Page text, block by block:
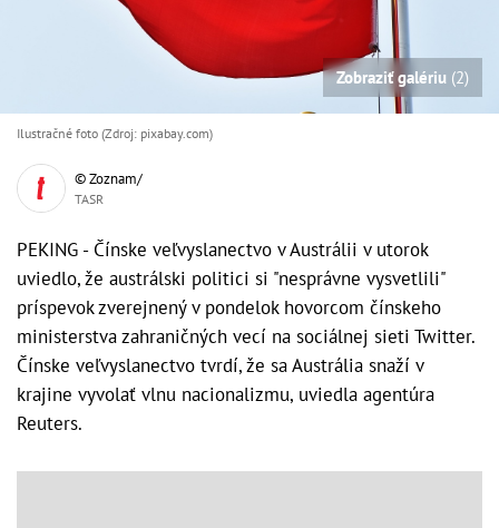
Zobraziť galériu (2)
Ilustračné foto (Zdroj: pixabay.com)
© Zoznam/
TASR
PEKING - Čínske veľvyslanectvo v Austrálii v utorok
uviedlo, že austrálski politici si "nesprávne vysvetlili"
príspevok zverejnený v pondelok hovorcom čínskeho
ministerstva zahraničných vecí na sociálnej sieti Twitter.
Čínske veľvyslanectvo tvrdí, že sa Austrália snaží v
krajine vyvolať vlnu nacionalizmu, uviedla agentúra
Reuters.